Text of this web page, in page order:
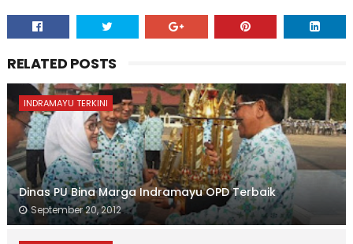
RELATED POSTS
INDRAMAYU TERKINI
Dinas PU Bina Marga Indramayu OPD Terbaik
September 20, 2012